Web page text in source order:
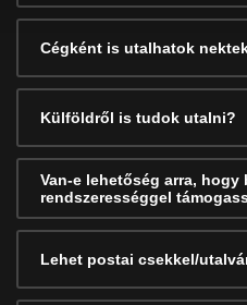
Cégként is utalhatok
Külföldről is tudok utalni?
Van-e lehetőség arra,
rendszerességgel
Lehet postai csekkel/